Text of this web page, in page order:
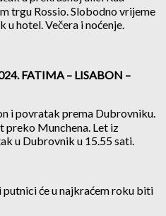
trgu Rossio. Slobodno vrijeme
u hotel. Večera i noćenje.
FATIMA – LISABON –
i povratak prema Dubrovniku.
preko Munchena. Let iz
u Dubrovnik u 15.55 sati.
će u najkraćem roku biti